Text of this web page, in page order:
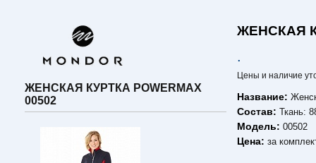
ЖЕНСКАЯ КУРТКА POWERMAX
00502
ЖЕНСКАЯ
.
Цены и наличие
Название:
Состав:Ткань:
Модель:00502
Цена:за